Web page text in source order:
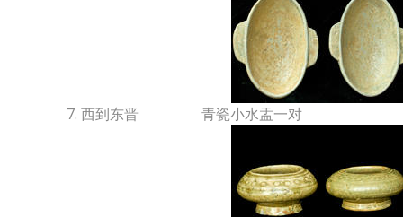
7. 西到东晋 青瓷小水盂一对